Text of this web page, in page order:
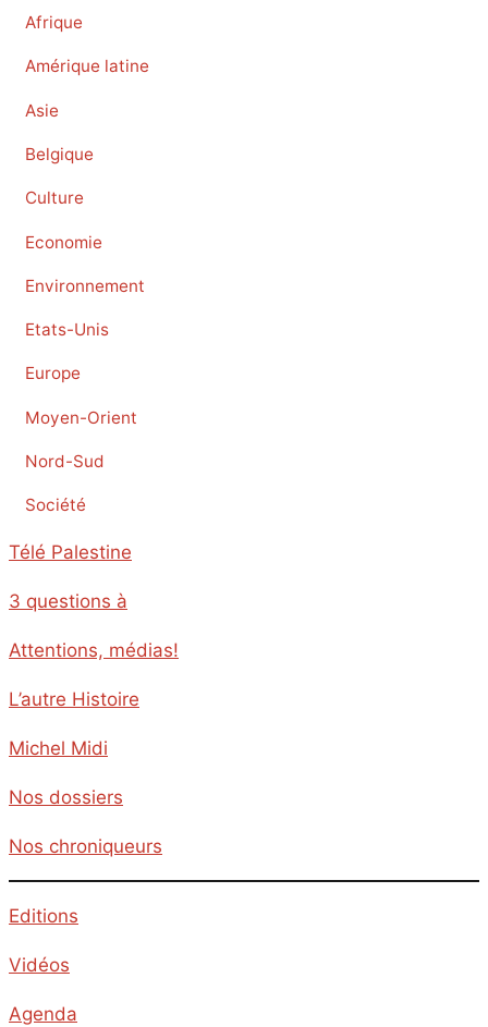
Afrique
Amérique latine
Asie
Belgique
Culture
Economie
Environnement
Etats-Unis
Europe
Moyen-Orient
Nord-Sud
Société
Télé Palestine
3 questions à
Attentions, médias!
L’autre Histoire
Michel Midi
Nos dossiers
Nos chroniqueurs
Editions
Vidéos
Agenda